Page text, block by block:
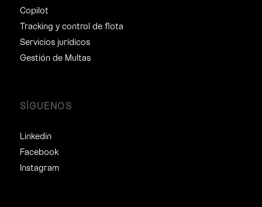
Copilot
Tracking y control de flota
Servicios jurídicos
Gestión de Multas
SÍGUENOS
Linkedin
Facebook
Instagram